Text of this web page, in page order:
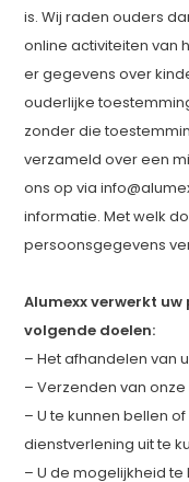
is. Wij raden ouders
online activiteiten van
er gegevens over
ouderlijke
zonder die
verzameld over een
ons op via
informatie. Met welk
persoonsgegevens
Alumexx verwerkt
volgende doelen:
– Het afhandelen van
– Verzenden van
– U te kunnen bellen
dienstverlening uit te
– U de mogelijkheid